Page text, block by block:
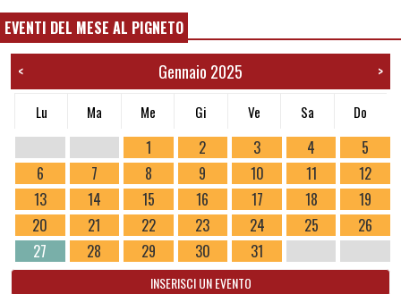
EVENTI DEL MESE AL PIGNETO
< Gennaio 2025 >
Lu Ma Me Gi Ve Sa Do
1 2 3 4
5
6
7 8 9 10 11
12
13
14 15 16 17 18
19
20
21 22 23 24 25
26
27
28 29 30 31
INSERISCI UN EVENTO